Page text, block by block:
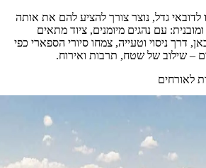
גדל, נוצר צורך להציע להם את אותה
עם נהגים מיומנים, ציוד מתאים
דרך ניסוי וטעייה, צמחו סיורי הספארי כפי
– שילוב של שטח, תרבות ואירוח.
לאורחים